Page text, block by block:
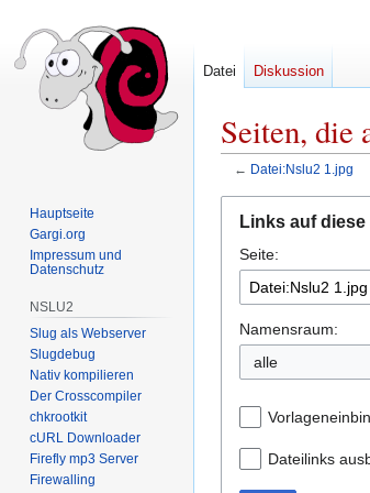
Seiten, die
← Datei:Nslu2 1.jpg
Navigation
springen
Suche
springen
Links auf diese
Seite:
Namensraum:
alle
Dateilinks
Datei Diskussion
Hauptseite
Gargi.org
Impressum und
Datenschutz
NSLU2
Slug als Webserver
Slugdebug
Nativ kompilieren
Der Crosscompiler
chkrootkit
cURL Downloader
Firefly mp3 Server
Firewalling